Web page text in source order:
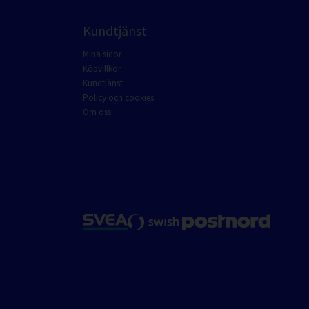
Kundtjänst
Mina sidor
Köpvillkor
Kundtjänst
Policy och cookies
Om oss